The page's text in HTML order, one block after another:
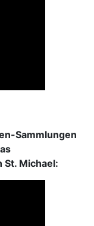
Sammlungen
St. Michael: